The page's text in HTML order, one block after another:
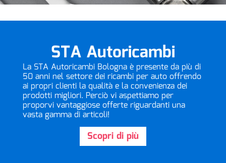
STA Autoricambi
La STA Autoricambi Bologna è presente da più di
50 anni nel settore dei ricambi per auto offrendo
ai propri clienti la qualità e la convenienza dei
prodotti migliori. Perciò vi aspettiamo per
proporvi vantaggiose offerte riguardanti una
vasta gamma di articoli!
Scopri di più